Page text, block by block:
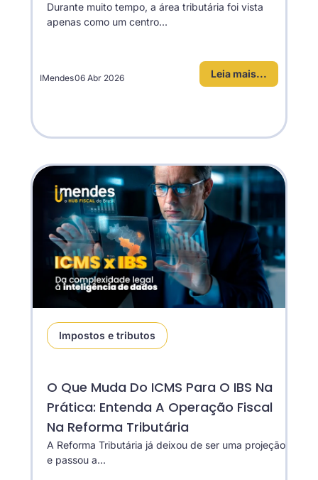
Durante muito tempo, a área tributária foi vista
apenas como um centro...
Leia mais...
IMendes06 Abr 2026
Impostos e tributos
O Que Muda Do ICMS Para O IBS Na
Prática: Entenda A Operação Fiscal
Na Reforma Tributária
A Reforma Tributária já deixou de ser uma projeção
e passou a...